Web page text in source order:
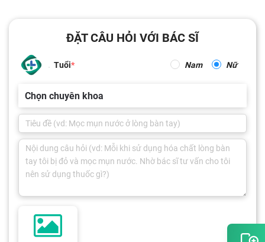
ĐẶT CÂU HỎI VỚI BÁC SĨ
Tuổi Nam Nữ
Chọn chuyên khoa